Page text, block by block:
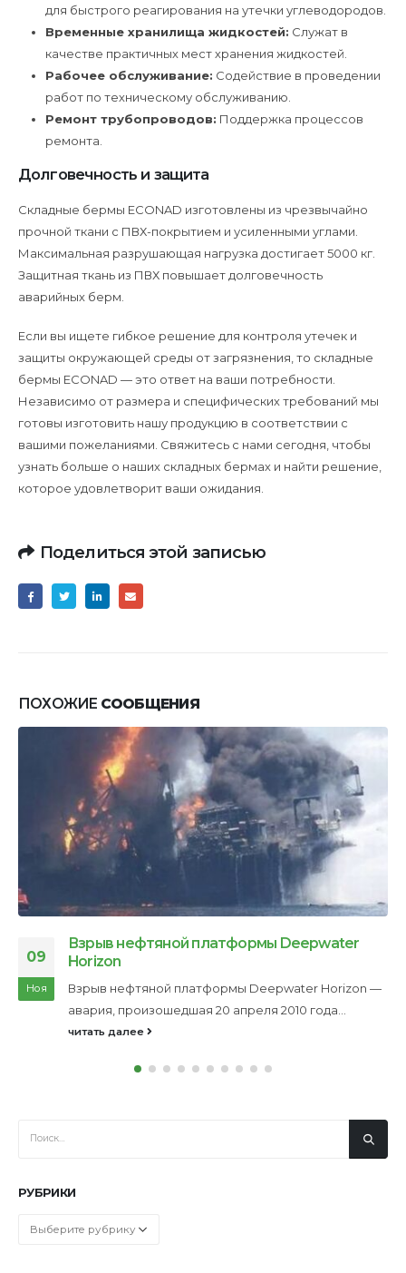
для быстрого реагирования на утечки углеводородов.
Временные хранилища жидкостей: Служат в
качестве практичных мест хранения жидкостей.
Рабочее обслуживание: Содействие в проведении
работ по техническому обслуживанию.
Ремонт трубопроводов: Поддержка процессов
ремонта.
Долговечность и защита
Складные бермы ECONAD изготовлены из чрезвычайно
прочной ткани с ПВХ-покрытием и усиленными углами.
Максимальная разрушающая нагрузка достигает 5000 кг.
Защитная ткань из ПВХ повышает долговечность
аварийных берм.
Если вы ищете гибкое решение для контроля утечек и
защиты окружающей среды от загрязнения, то складные
бермы ECONAD — это ответ на ваши потребности.
Независимо от размера и специфических требований мы
готовы изготовить нашу продукцию в соответствии с
вашими пожеланиями. Свяжитесь с нами сегодня, чтобы
узнать больше о наших складных бермах и найти решение,
которое удовлетворит ваши ожидания.
Поделиться этой записью
ПОХОЖИЕ СООБЩЕНИЯ
17
Мар
Наши традиции
Компания «ЭКОНАД» разрабатывает и внедряет
экологические технологии, направленные на
защиту природной среды...
читать далее
РУБРИКИ
Рубрики